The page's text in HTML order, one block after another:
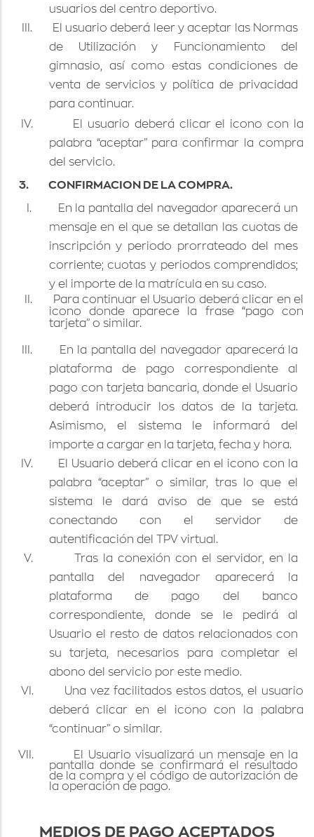
usuarios del centro deportivo.
III.
El usuario deberá leer y aceptar las Normas
de Utilización y Funcionamiento del
gimnasio, así como estas condiciones de
venta de servicios y política de privacidad
para continuar.
IV.
El usuario deberá clicar el icono con la
palabra “aceptar” para confirmar la compra
del servicio.
3. CONFIRMACION DE LA COMPRA.
I.
En la pantalla del navegador aparecerá un
mensaje en el que se detallan las cuotas de
inscripción y periodo prorrateado del mes
corriente; cuotas y periodos comprendidos;
y el importe de la matrícula en su caso.
II.
Para continuar el Usuario deberá clicar en el
icono donde aparece la frase “pago con
tarjeta” o similar.
III.
En la pantalla del navegador aparecerá la
plataforma de pago correspondiente al
pago con tarjeta bancaria, donde el Usuario
deberá introducir los datos de la tarjeta.
Asimismo, el sistema le informará del
importe a cargar en la tarjeta, fecha y hora.
IV.
El Usuario deberá clicar en el icono con la
palabra “aceptar” o similar, tras lo que el
sistema le dará aviso de que se está
conectando con el servidor de
autentificación del TPV virtual.
V.
Tras la conexión con el servidor, en la
pantalla del navegador aparecerá la
plataforma de pago del banco
correspondiente, donde se le pedirá al
Usuario el resto de datos relacionados con
su tarjeta, necesarios para completar el
abono del servicio por este medio.
VI.
Una vez facilitados estos datos, el usuario
deberá clicar en el icono con la palabra
“continuar” o similar.
VII.
El Usuario visualizará un mensaje en la
pantalla donde se confirmará el resultado
de la compra y el código de autorización de
la operación de pago.
MEDIOS DE PAGO ACEPTADOS